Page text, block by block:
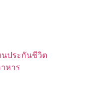
ประกันชีวิต
หาร